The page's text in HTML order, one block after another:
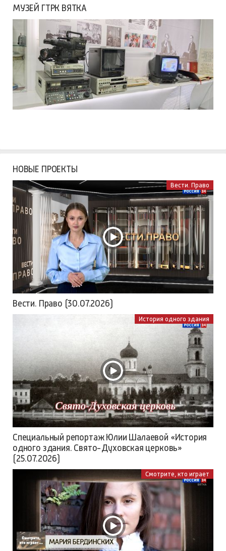
МУЗЕЙ ГТРК ВЯТКА
НОВЫЕ ПРОЕКТЫ
Вести. Право
Вести. Право (30.07.2026)
История одного здания
Специальный репортаж Юлии Шалаевой «История
одного здания. Свято-Духовская церковь»
(25.07.2026)
Смотрите, кто играет